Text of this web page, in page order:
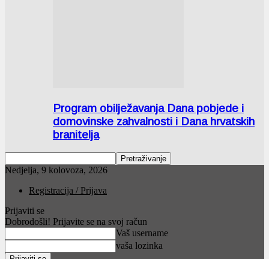
Program obilježavanja Dana pobjede i
domovinske zahvalnosti i Dana hrvatskih
branitelja
Nedjelja, 9 kolovoza, 2026
Registracija / Prijava
Prijaviti se
Dobrodošli! Prijavite se na svoj račun
Vaš username
vaša lozinka